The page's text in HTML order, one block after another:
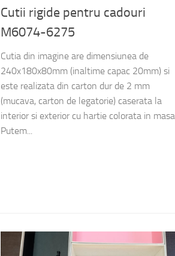
Cutii rigide pentru cadouri
M6074-6275
Cutia din imagine are dimensiunea de
240x180x80mm (inaltime capac 20mm) si
este realizata din carton dur de 2 mm
(mucava, carton de legatorie) caserata la
interior si exterior cu hartie colorata in masa.
Putem...